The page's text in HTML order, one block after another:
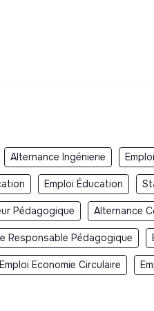
Alternance Ingénierie
Emploi Éducation
Pédagogique Alternance
Responsable Pédagogique
Emploi Economie Circulaire